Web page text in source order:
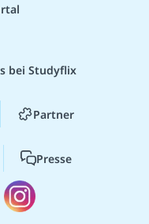
bei Studyflix
Partner
Presse